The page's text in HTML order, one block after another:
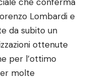
Lombardi e
da subito un
ottenute
per l’ottimo
molte